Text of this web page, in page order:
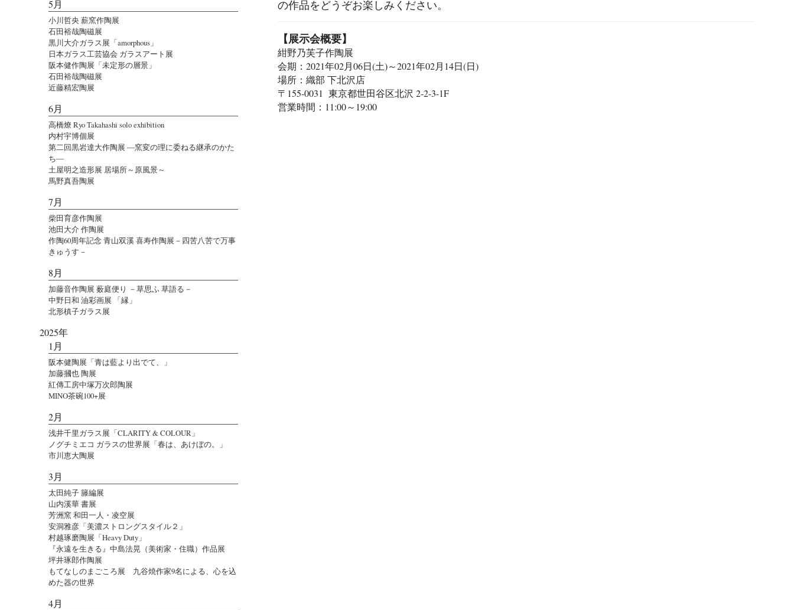
の作品をどうぞお楽しみください。
【展示会概要】
紺野乃芙子作陶展
会期：2021年02月06日(土)～2021年02月14日(日)
場所：織部 下北沢店
〒155-0031 東京都世田谷区北沢 2-2-3-1F
営業時間：11:00～19:00
5月
小川哲央 薪窯作陶展
石田裕哉陶磁展
黒川大介ガラス展「amorphous」
日本ガラス工芸協会 ガラスアート展
阪本健作陶展「未定形の層景」
石田裕哉陶磁展
近藤精宏陶展
6月
高橋燎 Ryo Takahashi solo exhibition
内村宇博個展
第二回黒岩達大作陶展 ―窯変の理に委ねる継承のかた
ち―
土屋明之造形展 居場所～原風景～
馬野真吾陶展
7月
柴田育彦作陶展
池田大介 作陶展
作陶60周年記念 青山双溪 喜寿作陶展－四苦八苦で万事
きゅうす－
8月
加藤音作陶展 薮庭便り －草思ふ 草語る－
中野日和 油彩画展 「縁」
北形槙子ガラス展
2025年
1月
阪本健陶展「青は藍より出でて、」
加藤摑也 陶展
紅傳工房中塚万次郎陶展
MINO茶碗100+展
2月
浅井千里ガラス展「CLARITY & COLOUR」
ノグチミエコ ガラスの世界展「春は、あけぼの。」
市川恵大陶展
3月
太田純子 籐編展
山内溪華 書展
芳洲窯 和田一人・凌空展
安洞雅彦「美濃ストロングスタイル２」
村越琢磨陶展「Heavy Duty」
『永遠を生きる』中島法晃（美術家・住職）作品展
坪井琢郎作陶展
もてなしのまごころ展 九谷焼作家9名による、心を込
めた器の世界
4月